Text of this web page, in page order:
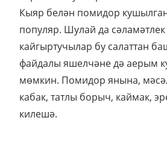
Кыяр белән помидор
популяр. Шулай да
кайгыртучылар бу салаттан
файдалы яшелчәне дә аерым
мөмкин. Помидор янына,
кабак, татлы борыч, каймак,
килешә.